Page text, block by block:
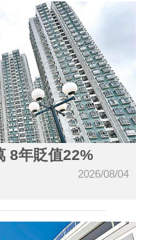
8年貶值22%
2026/08/04